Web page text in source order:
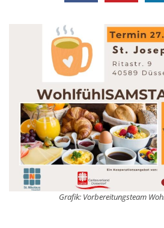
Grafik: Vorbereitungsteam